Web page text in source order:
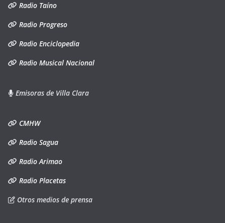
Radio Taíno
Radio Progreso
Radio Enciclopedia
Radio Musical Nacional
Emisoras de Villa Clara
CMHW
Radio Sagua
Radio Arimao
Radio Placetas
Otros medios de prensa